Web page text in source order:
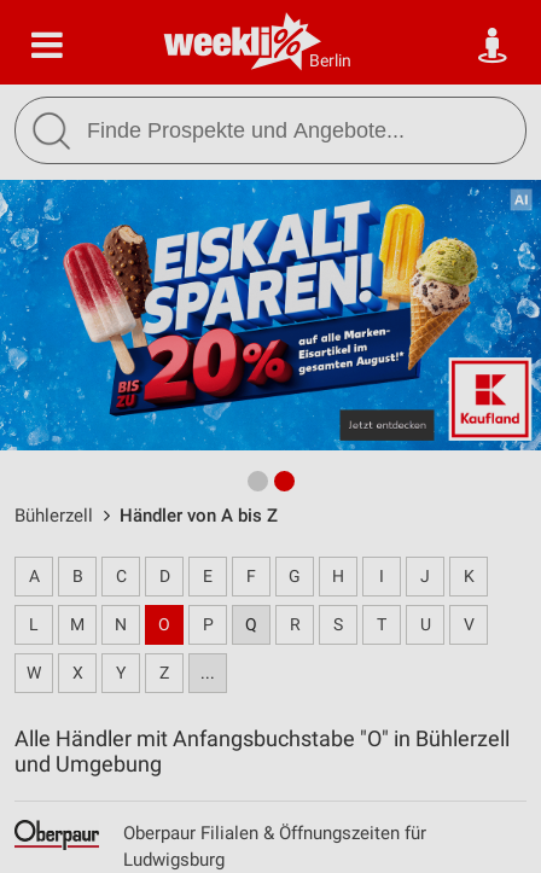
Berlin
Bühlerzell Händler von A bis Z
A B C D E F G H I J K
L M N O P Q R S T U V
W X Y Z ...
Alle Händler mit Anfangsbuchstabe "O" in Bühlerzell
und Umgebung
Oberpaur Filialen & Öffnungszeiten für
Ludwigsburg